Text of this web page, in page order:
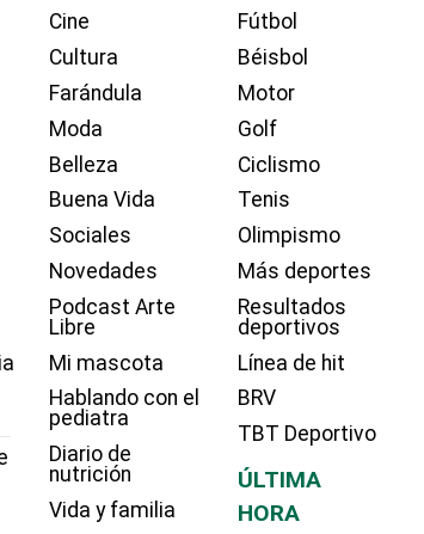
Cine
Cultura
Farándula
Moda
Belleza
Buena Vida
Sociales
Novedades
Podcast Arte
Libre
Mi mascota
Hablando con el
pediatra
Diario de
nutrición
Vida y familia
Fútbol
Béisbol
Motor
Golf
Ciclismo
Tenis
Olimpismo
Más deportes
Resultados
deportivos
Línea de hit
BRV
TBT Deportivo
ÚLTIMA
HORA